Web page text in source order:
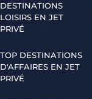
DESTINATIONS
LOISIRS EN JET
PRIVÉ
TOP DESTINATIONS
D'AFFAIRES EN JET
PRIVÉ